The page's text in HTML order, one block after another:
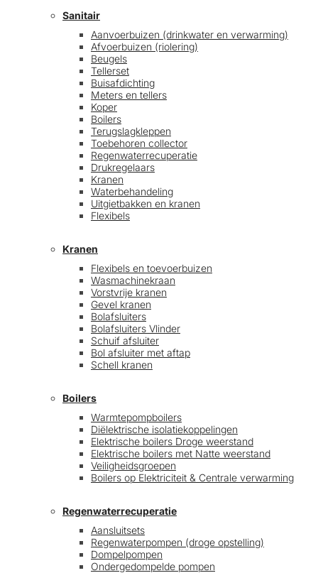
Sanitair
Aanvoerbuizen (drinkwater en verwarming)
Afvoerbuizen (riolering)
Beugels
Tellerset
Buisafdichting
Meters en tellers
Koper
Boilers
Terugslagkleppen
Toebehoren collector
Regenwaterrecuperatie
Drukregelaars
Kranen
Waterbehandeling
Uitgietbakken en kranen
Flexibels
Kranen
Flexibels en toevoerbuizen
Wasmachinekraan
Vorstvrije kranen
Gevel kranen
Bolafsluiters
Bolafsluiters Vlinder
Schuif afsluiter
Bol afsluiter met aftap
Schell kranen
Boilers
Warmtepompboilers
Diëlektrische isolatiekoppelingen
Elektrische boilers Droge weerstand
Elektrische boilers met Natte weerstand
Veiligheidsgroepen
Boilers op Elektriciteit & Centrale verwarming
Regenwaterrecuperatie
Aansluitsets
Regenwaterpompen (droge opstelling)
Dompelpompen
Ondergedompelde pompen